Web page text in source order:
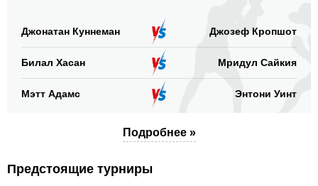
Джонатан Куннеман Джозеф Кропшот
Билал Хасан Мридул Сайкия
Мэтт Адамс Энтони Уинт
Подробнее »
Предстоящие турниры